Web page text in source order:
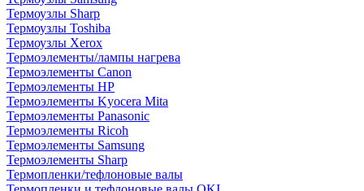
Термоузлы Sharp
Термоузлы Toshiba
Термоузлы Xerox
Термоэлементы/лампы нагрева
Термоэлементы Canon
Термоэлементы HP
Термоэлементы Kyocera Mita
Термоэлементы Panasonic
Термоэлементы Ricoh
Термоэлементы Samsung
Термоэлементы Sharp
Термопленки/тефлоновые валы